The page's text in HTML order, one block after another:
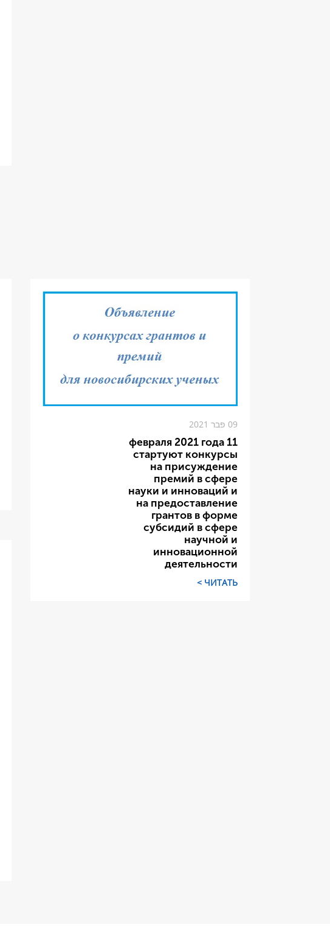
09 פבר 2021
11 февраля 2021 года
стартуют конкурсы
на присуждение
премий в сфере
науки и инноваций и
на предоставление
грантов в форме
субсидий в сфере
научной и
инновационной
деятельности
ЧИТАТЬ >